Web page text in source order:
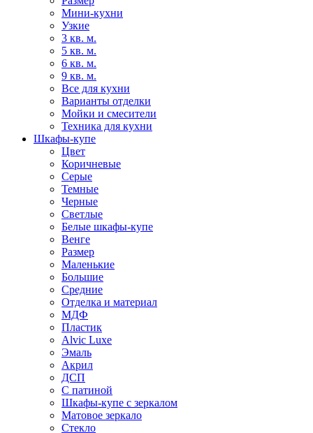
Мини-кухни
Узкие
3 кв. м.
5 кв. м.
6 кв. м.
9 кв. м.
Все для кухни
Варианты отделки
Мойки и смесители
Техника для кухни
Шкафы-купе
Цвет
Коричневые
Серые
Темные
Черные
Светлые
Белые шкафы-купе
Венге
Размер
Маленькие
Большие
Средние
Отделка и материал
МДФ
Пластик
Alvic Luxe
Эмаль
Акрил
ДСП
С патиной
Шкафы-купе с зеркалом
Матовое зеркало
Стекло